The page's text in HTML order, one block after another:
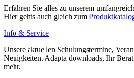
Erfahren Sie alles zu unserem
Hier gehts auch gleich zum
Info & Service
Unsere aktuellen Schulungstermine,
Neuigkeiten. Adapta downloads, Ihr
mehr.